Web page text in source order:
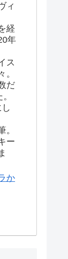
ィ
経
年
ス
。
だ
。
ー
か